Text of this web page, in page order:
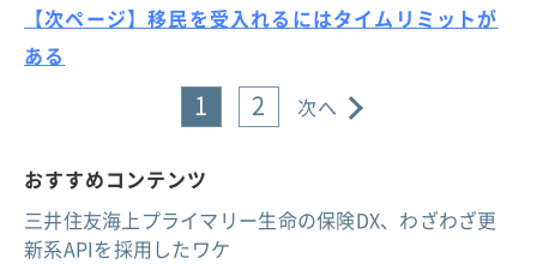
【次ページ】移民を受入れるにはタイムリミットが
ある
1 2 次へ
おすすめコンテンツ
三井住友海上プライマリー生命の保険DX、わざわざ更
新系APIを採用したワケ